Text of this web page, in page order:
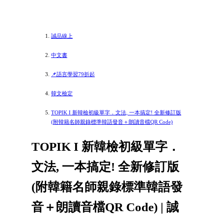
誠品線上
中文書
📌語言學習79折起
韓文檢定
TOPIK I 新韓檢初級單字．文法, 一本搞定! 全新修訂版
(附韓籍名師親錄標準韓語發音＋朗讀音檔QR Code)
TOPIK I 新韓檢初級單字．
文法, 一本搞定! 全新修訂版
(附韓籍名師親錄標準韓語發
音＋朗讀音檔QR Code) | 誠